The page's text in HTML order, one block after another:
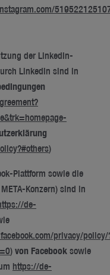
der LinkedIn-
LinkedIn sind in
)
Plattform sowie die
Konzern) sind in
de-
privacy/policy/
) von Facebook sowie
https://de-